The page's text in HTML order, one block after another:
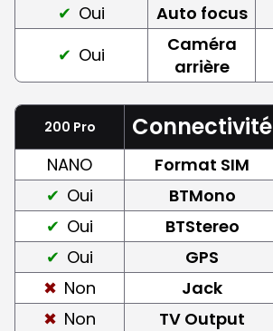
Oui Auto focus
Oui
Caméra
arrière
200 Pro Connectivité
NANO Format SIM
Oui
BTMono
Oui
BTStereo
Oui
GPS
Non
Jack
Non
TV Output